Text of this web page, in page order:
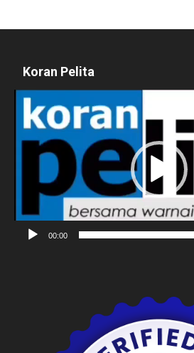
Koran Pelita
Pemutar
Video
00:00